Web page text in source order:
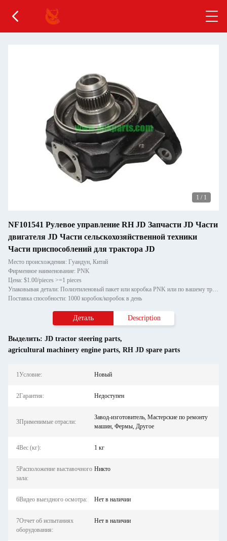
1 / 1
NF101541 Рулевое управление RH JD Запчасти JD Части
двигателя JD Части сельскохозяйственной техники
Части приспособлений для трактора JD
Место происхождения: Гуандун, Китай
Фирменное наименование: PNK
Цена: $1.00/pieces >=1 pieces
Упаковывая детали: Полиэтиленовый пакет или коробка PNK или по вашему требованию.
Поставка способности: 1000 коробок/коробок в день
Деталь Description
Выделить: JD tractor steering parts,
agricultural machinery engine parts, RH JD spare parts
1Условие: Новый
2Гарантия: Недоступен
3Применимые отрасли:
Завод-изготовитель, Мастерские по ремонту
машин, Фермы, Другое
4Вес (кг): 1 кг
5Расположение выставочного
зала:
Никто
6Видео выездного осмотра: Нет в наличии
7Отчет об испытаниях
оборудования:
Нет в наличии